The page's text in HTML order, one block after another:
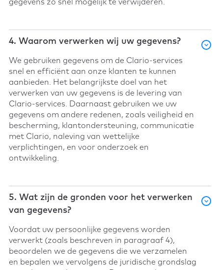
gegevens zo snel mogelijk te verwijderen.
4. Waarom verwerken wij uw gegevens?
We gebruiken gegevens om de Clario-services
snel en efficiënt aan onze klanten te kunnen
aanbieden. Het belangrijkste doel van het
verwerken van uw gegevens is de levering van
Clario-services. Daarnaast gebruiken we uw
gegevens om andere redenen, zoals veiligheid en
bescherming, klantondersteuning, communicatie
met Clario, naleving van wettelijke
verplichtingen, en voor onderzoek en
ontwikkeling.
5. Wat zijn de gronden voor het verwerken
van gegevens?
Voordat uw persoonlijke gegevens worden
verwerkt (zoals beschreven in paragraaf 4),
beoordelen we de gegevens die we verzamelen
en bepalen we vervolgens de juridische grondslag